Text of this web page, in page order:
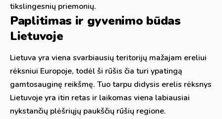
tikslingesnių priemonių.
Paplitimas ir gyvenimo būdas
Lietuvoje
Lietuva yra viena svarbiausių teritorijų mažajam ereliui
rėksniui Europoje, todėl ši rūšis čia turi ypatingą
gamtosauginę reikšmę. Tuo tarpu didysis erelis rėksnys
Lietuvoje yra itin retas ir laikomas viena labiausiai
nykstančių plėšriųjų paukščių rūšių regione.